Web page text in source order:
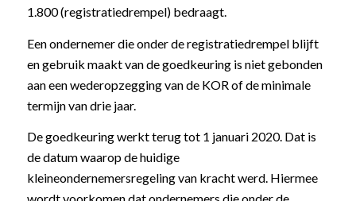
1.800 (registratiedrempel) bedraagt.
Een ondernemer die onder de registratiedrempel blijft
en gebruik maakt van de goedkeuring is niet gebonden
aan een wederopzegging van de KOR of de minimale
termijn van drie jaar.
De goedkeuring werkt terug tot 1 januari 2020. Dat is
de datum waarop de huidige
kleineondernemersregeling van kracht werd. Hiermee